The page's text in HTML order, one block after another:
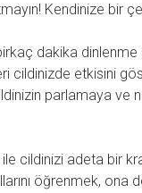
Kendinize bir
dakika dinlenme
cildinizde etkisini
parlamaya ve
cildinizi adeta bir
öğrenmek, ona